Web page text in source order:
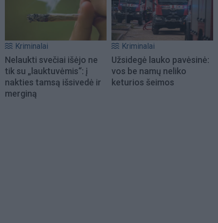
Kriminalai
Nelaukti svečiai išėjo ne
tik su „lauktuvėmis“: į
nakties tamsą išsivedė ir
merginą
Kriminalai
Užsidegė lauko pavėsinė:
vos be namų neliko
keturios šeimos